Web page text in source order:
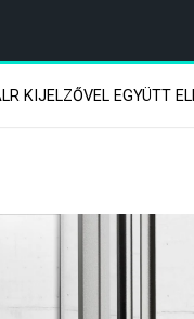
KIJELZŐVEL EGYÜTT